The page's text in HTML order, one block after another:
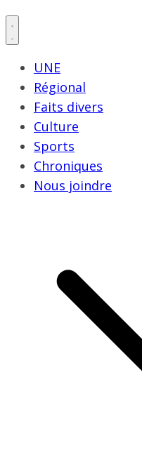
UNE
Régional
Faits divers
Culture
Sports
Chroniques
Nous joindre